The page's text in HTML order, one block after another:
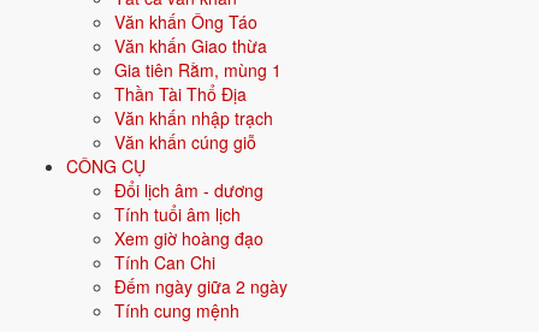
Văn khấn Ông Táo
Văn khấn Giao thừa
Gia tiên Rằm, mùng 1
Thần Tài Thổ Địa
Văn khấn nhập trạch
Văn khấn cúng giỗ
CÔNG CỤ
Đổi lịch âm - dương
Tính tuổi âm lịch
Xem giờ hoàng đạo
Tính Can Chi
Đếm ngày giữa 2 ngày
Tính cung mệnh
Đinh Mão
Mậu Thìn
Kỷ Tỵ
Canh Ngọ
Tân Mùi
Nhâm Thân
10/60Quý Dậu
Giáp Tuất
Ất Hợi
Bính Tý
Đinh Sửu
Mậu Dần
Kỷ Mão